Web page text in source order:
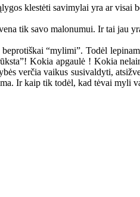
klestėti savimylai yra ar visai
tik savo malonumui. Ir tai jau
“mylimi”. Todėl
Kokia apgaulė ! Kokia
verčia vaikus susivaldyti,
Ir kaip tik todėl, kad tėvai